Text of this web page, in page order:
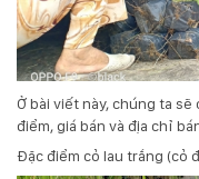
Ở bài viết này, chúng ta
điểm, giá bán và địa chỉ
Đặc điểm cỏ lau trắng (cỏ